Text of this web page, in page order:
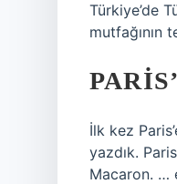
Türkiye’de
mutfağının
İlk kez
yazdık.
Macaron. …